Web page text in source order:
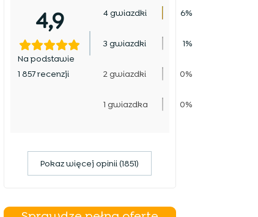
4,9
Na podstawie
1 857 recenzji
4 gwiazdki 6%
3 gwiazdki 1%
2 gwiazdki 0%
1 gwiazdka 0%
Pokaz więcej opinii (1851)